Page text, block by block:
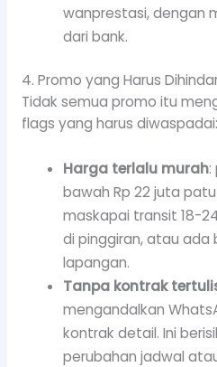
wanprestasi, dengan
dari bank.
4. Promo yang Harus
Tidak semua promo itu
flags yang harus diwaspadai:
Harga terlalu murah:
bawah Rp 22 juta
maskapai transit 18-
di pinggiran, atau ada
lapangan.
Tanpa kontrak
mengandalkan
kontrak detail. Ini
perubahan jadwal